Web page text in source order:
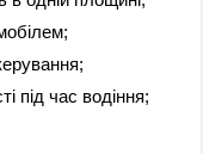
під час водіння;